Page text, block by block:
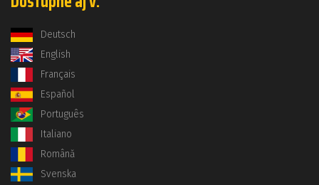
Deutsch
English
Français
Español
Português
Italiano
Română
Svenska